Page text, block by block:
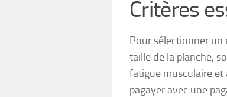
Critères
Pour sélectionner un
taille de la planche,
fatigue musculaire et
pagayer avec une